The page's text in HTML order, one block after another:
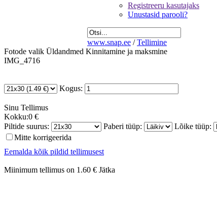
Registreeru kasutajaks
Unustasid parooli?
www.snap.ee / Tellimine
Fotode valik Üldandmed Kinnitamine ja maksmine
IMG_4716
Kogus:
Sinu Tellimus
Kokku:0 €
Piltide suurus:
Paberi tüüp: Lõike tüüp:
Mitte korrigeerida
Eemalda kõik pildid tellimusest
Miinimum tellimus on 1.60 € Jätka